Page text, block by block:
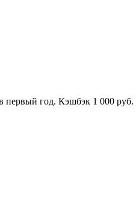
первый год. Кэшбэк 1 000 руб.